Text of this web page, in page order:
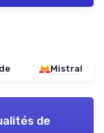
Mistral
de